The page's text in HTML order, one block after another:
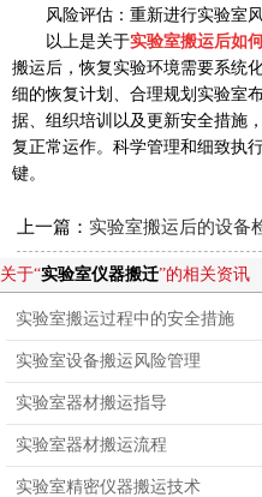
风险评估：重新进行实验室
以上是关于实验室搬运后如
搬运后，恢复实验环境需要系统
细的恢复计划、合理规划实验室
据、组织培训以及更新安全措施
复正常运作。科学管理和细致执
键。
上一篇： 实验室搬运后的设备
关于“实验室仪器搬迁”的相关资讯
实验室搬运过程中的安全措施
实验室设备搬运风险管理
实验室器材搬运指导
实验室器材搬运流程
实验室精密仪器搬运技术